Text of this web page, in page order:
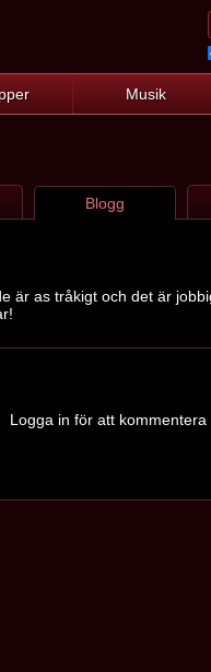
Musik
Blogg
är as tråkigt och det är
Logga in för att kommentera